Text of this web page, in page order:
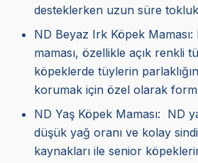
desteklerken uzun süre
ND Beyaz Irk Köpek
maması, özellikle açık renkli
köpeklerde tüylerin
korumak için özel olarak
ND Yaş Köpek Maması: ND
düşük yağ oranı ve kolay
kaynakları ile senior